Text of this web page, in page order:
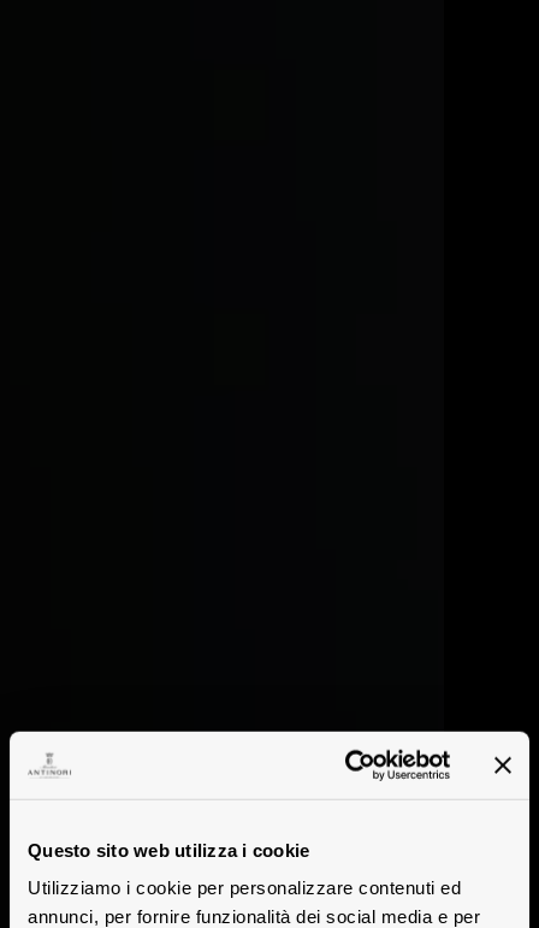
Questo sito web utilizza i cookie
Utilizziamo i cookie per personalizzare contenuti ed
annunci, per fornire funzionalità dei social media e per